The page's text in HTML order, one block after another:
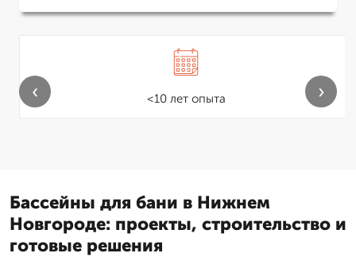
<10 лет опыта
‹ ›
Бассейны для бани в Нижнем
Новгороде: проекты, строительство и
готовые решения